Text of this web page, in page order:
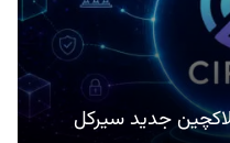
جدید سیرکل